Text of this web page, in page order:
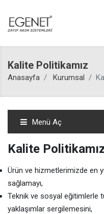
Kalite Politikamız
Anasayfa Kurumsal
Menü Aç
Kalite
Ürün ve hizmetlerimizde en
sağlamayı,
Teknik ve sosyal eğitimlerle
yaklaşımlar sergilemesini,